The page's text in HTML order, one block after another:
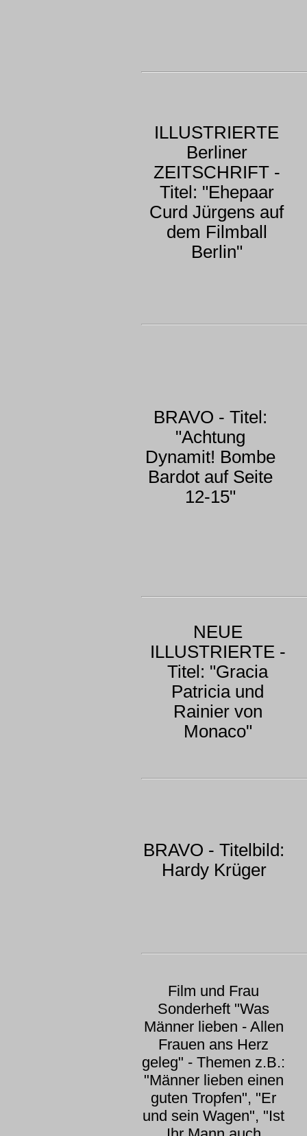
ILLUSTRIERTE
Berliner
ZEITSCHRIFT -
Titel: "Ehepaar
Curd Jürgens auf
dem Filmball
Berlin"
BRAVO - Titel:
"Achtung
Dynamit! Bombe
Bardot auf Seite
12-15"
NEUE
ILLUSTRIERTE -
Titel: "Gracia
Patricia und
Rainier von
Monaco"
BRAVO - Titelbild:
Hardy Krüger
Film und Frau
Sonderheft "Was
Männer lieben - Allen
Frauen ans Herz
geleg" - Themen z.B.:
"Männer lieben einen
guten Tropfen", "Er
und sein Wagen", "Ist